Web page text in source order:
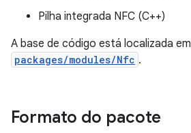
Pilha integrada NFC (C++)
A base de código está localizada em
packages/modules/Nfc .
Formato do pacote